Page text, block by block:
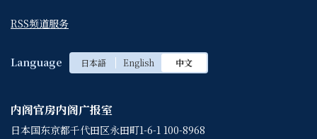
RSS频道服务
Language 日本語 English 中文
内阁官房内阁广报室
日本国东京都千代田区永田町1-6-1 100-8968